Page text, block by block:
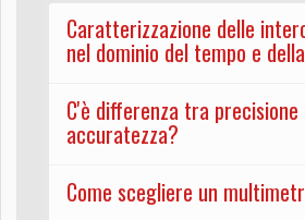
Caratterizzazione delle
nel dominio del tempo e
C'è differenza tra precisione
accuratezza?
Come scegliere un